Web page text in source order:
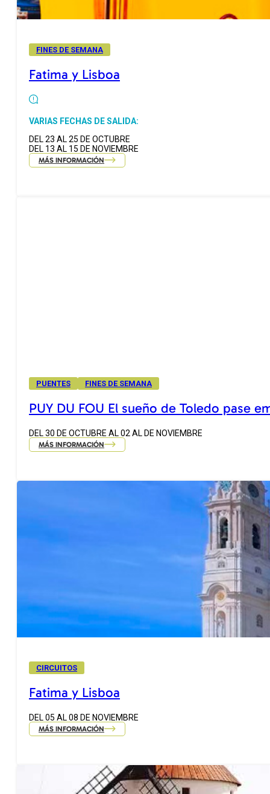
FINES DE SEMANA
Fatima y Lisboa
VARIAS FECHAS DE SALIDA:
DEL 23 AL 25 DE OCTUBRE
DEL 13 AL 15 DE NOVIEMBRE
MÁS INFORMACIÓN
PUENTES FINES DE SEMANA
PUY DU FOU El sueño de Toledo pase
DEL 30 DE OCTUBRE AL 02 AL DE NOVIEMBRE
MÁS INFORMACIÓN
CIRCUITOS
Fatima y Lisboa
DEL 05 AL 08 DE NOVIEMBRE
MÁS INFORMACIÓN